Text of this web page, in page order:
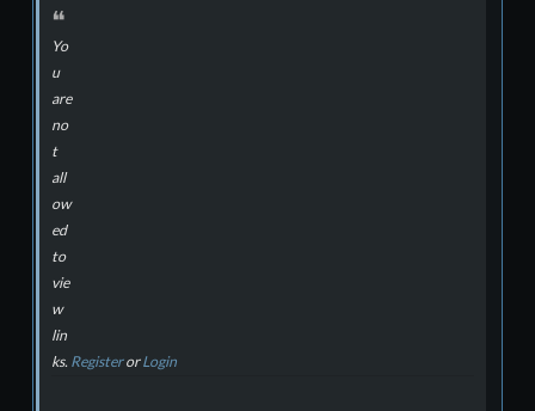
Yo
u
are
no
t
all
ow
ed
to
vie
w
lin
ks. RegisterorLogin